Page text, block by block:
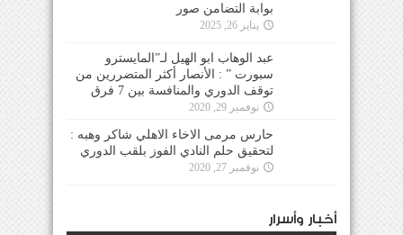
بوابة التضامن صور
يناير 26, 2025
عبد الوهاب ابو الهيل لـ”المايسترو
سبورت ” : الأنصار أكثر المتضررين من
توقف الدوري والمنافسة بين 7 فرق
نوفمبر 29, 2020
حارس مرمى الاخاء الاهلي شاكر وهبه :
لتحقيق حلم النادي الفوز بلقب الدوري
نوفمبر 27, 2020
أخبار وأسرار